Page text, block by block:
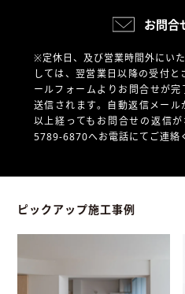
お問合
※定休日、及び営業時間外にい
しては、翌営業日以降の受付と
ールフォームよりお問合せが
送信されます。自動返信メール
以上経ってもお問合せの返信
5789-6870へお電話にてご連絡
ピックアップ施工事例